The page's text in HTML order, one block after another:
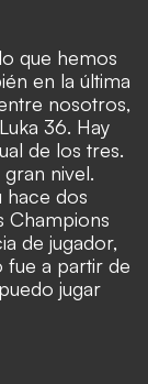
que hemos
en la última
nosotros,
36. Hay
de los tres.
nivel.
hace dos
Champions
de jugador,
fue a partir de
jugar